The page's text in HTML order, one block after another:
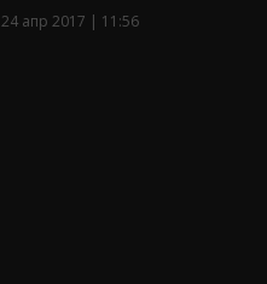
24 апр 2017 | 11:56